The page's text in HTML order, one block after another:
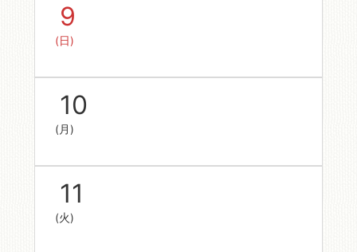
9
(日)
10
(月)
11
(火)